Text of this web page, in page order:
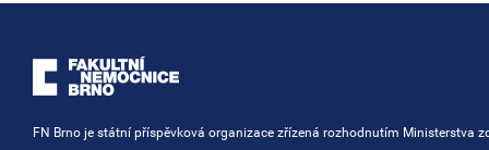
FN Brno je státní příspěvková organizace zřízená rozhodnutím Ministerstva